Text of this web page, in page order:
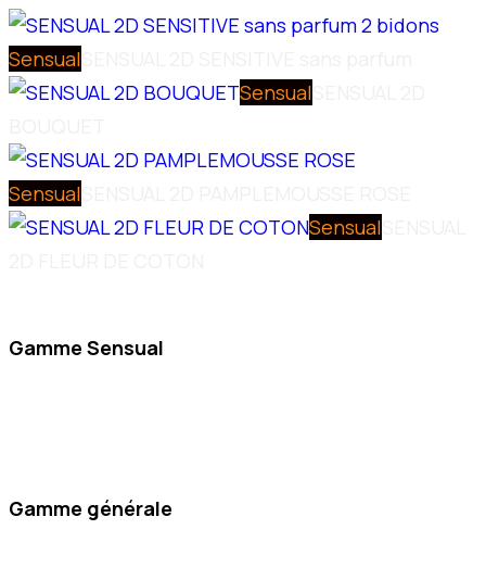
Sensual
Sensual
Sensual
Sensual
Gamme Sensual
Gamme générale